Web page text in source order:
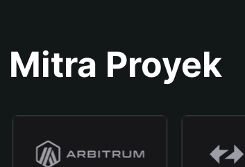
Mitra Proyek